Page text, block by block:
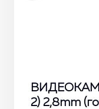
2) 2,8mm